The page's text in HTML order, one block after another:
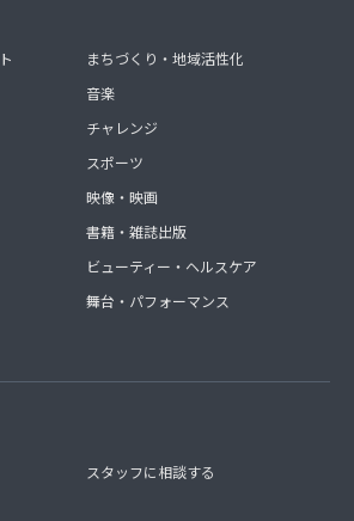
まちづくり・地域活性化
音楽
チャレンジ
スポーツ
映像・映画
書籍・雑誌出版
ビューティー・ヘルスケア
舞台・パフォーマンス
スタッフに相談する